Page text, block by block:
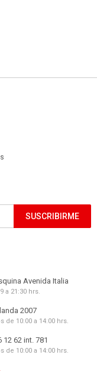
SUSCRIBIRME
Avenida Italia
a 21:30 hrs.
2007
de 10:00 a 14:00 hrs.
62 int. 781
de 10:00 a 14:00 hrs.